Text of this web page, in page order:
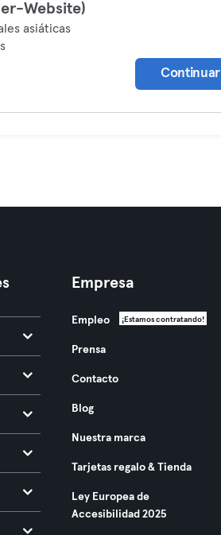
Website)
asiáticas
Continuar
Empresa
Empleo ¡Estamos contratando!
Prensa
Contacto
Blog
Nuestra marca
Tarjetas regalo & Tienda
Ley Europea de
Accesibilidad 2025